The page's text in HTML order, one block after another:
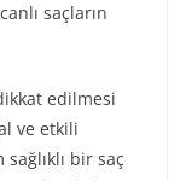
saçların
edilmesi
ve etkili
bir saç